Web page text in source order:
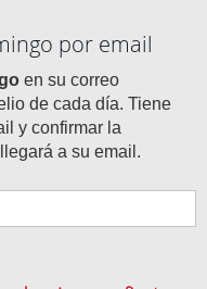
por email
en su correo
de cada día. Tiene
y confirmar la
a su email.